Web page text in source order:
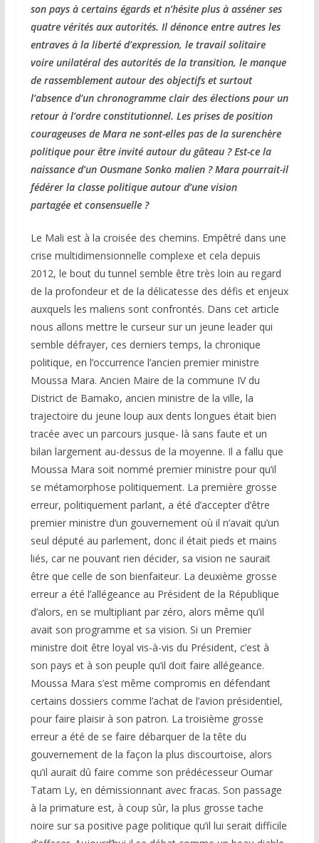
son pays à certains égards et n’hésite plus à asséner ses
quatre vérités aux autorités. Il dénonce entre autres les
entraves à la liberté d’expression, le travail solitaire
voire unilatéral des autorités de la transition, le manque
de rassemblement autour des objectifs et surtout
l’absence d’un chronogramme clair des élections pour un
retour à l’ordre constitutionnel. Les prises de position
courageuses de Mara ne sont-elles pas de la surenchère
politique pour être invité autour du gâteau ? Est-ce la
naissance d’un Ousmane Sonko malien ? Mara pourrait-il
fédérer la classe politique autour d’une vision
partagée et consensuelle ?
Le Mali est à la croisée des chemins. Empêtré dans une
crise multidimensionnelle complexe et cela depuis
2012, le bout du tunnel semble être très loin au regard
de la profondeur et de la délicatesse des défis et enjeux
auxquels les maliens sont confrontés. Dans cet article
nous allons mettre le curseur sur un jeune leader qui
semble défrayer, ces derniers temps, la chronique
politique, en l’occurrence l’ancien premier ministre
Moussa Mara. Ancien Maire de la commune IV du
District de Bamako, ancien ministre de la ville, la
trajectoire du jeune loup aux dents longues était bien
tracée avec un parcours jusque- là sans faute et un
bilan largement au-dessus de la moyenne. Il a fallu que
Moussa Mara soit nommé premier ministre pour qu’il
se métamorphose politiquement. La première grosse
erreur, politiquement parlant, a été d’accepter d’être
premier ministre d’un gouvernement où il n’avait qu’un
seul député au parlement, donc il était pieds et mains
liés, car ne pouvant rien décider, sa vision ne saurait
être que celle de son bienfaiteur. La deuxième grosse
erreur a été l’allégeance au Président de la République
d’alors, en se multipliant par zéro, alors même qu’il
avait son programme et sa vision. Si un Premier
ministre doit être loyal vis-à-vis du Président, c’est à
son pays et à son peuple qu’il doit faire allégeance.
Moussa Mara s’est même compromis en défendant
certains dossiers comme l’achat de l’avion présidentiel,
pour faire plaisir à son patron. La troisième grosse
erreur a été de se faire débarquer de la tête du
gouvernement de la façon la plus discourtoise, alors
qu’il aurait dû faire comme son prédécesseur Oumar
Tatam Ly, en démissionnant avec fracas. Son passage
à la primature est, à coup sûr, la plus grosse tache
noire sur sa positive page politique qu’il lui serait difficile